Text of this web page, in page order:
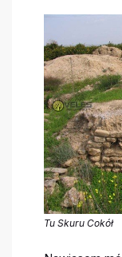
Tu Skuru Cokół